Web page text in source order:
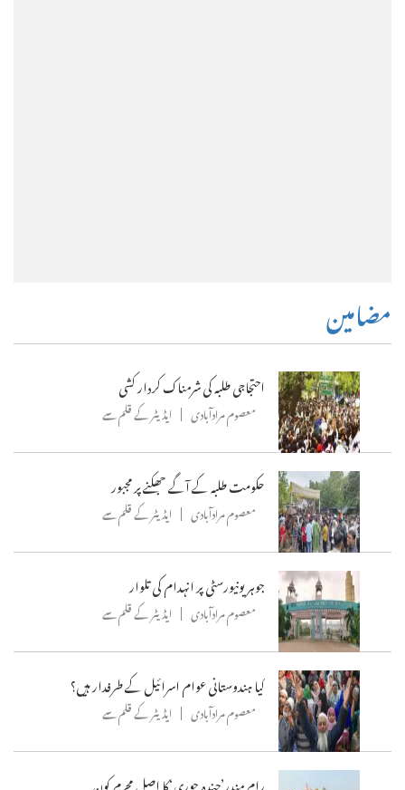
مضامین
احتجاجی طلبہ کی شرمناک کردار کشی
معصوم مرادآبادی ایڈیٹر کے قلم سے
حکومت طلبہ کے آگے جھکنے پر مجبور
معصوم مرادآبادی ایڈیٹر کے قلم سے
جوہر یونیورسٹی پر انہدام کی تلوار
معصوم مرادآبادی ایڈیٹر کے قلم سے
کیا ہندوستانی عوام اسرائیل کے طرفدار ہیں؟
معصوم مرادآبادی ایڈیٹر کے قلم سے
رام مندر’چندہ چوری‘کا اصل مجرم کون